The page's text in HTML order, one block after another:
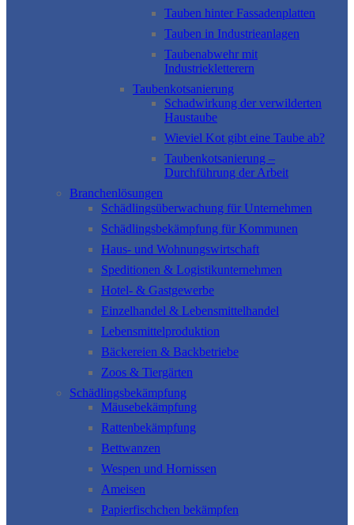
Tauben hinter Fassadenplatten
Tauben in Industrieanlagen
Taubenabwehr mit
Industriekletterern
Taubenkotsanierung
Schadwirkung der verwilderten
Haustaube
Wieviel Kot gibt eine Taube ab?
Taubenkotsanierung –
Durchführung der Arbeit
Branchenlösungen
Schädlingsüberwachung für Unternehmen
Schädlingsbekämpfung für Kommunen
Haus- und Wohnungswirtschaft
Speditionen & Logistikunternehmen
Hotel- & Gastgewerbe
Einzelhandel & Lebensmittelhandel
Lebensmittelproduktion
Bäckereien & Backbetriebe
Zoos & Tiergärten
Schädlingsbekämpfung
Mäusebekämpfung
Rattenbekämpfung
Bettwanzen
Wespen und Hornissen
Ameisen
Papierfischchen bekämpfen